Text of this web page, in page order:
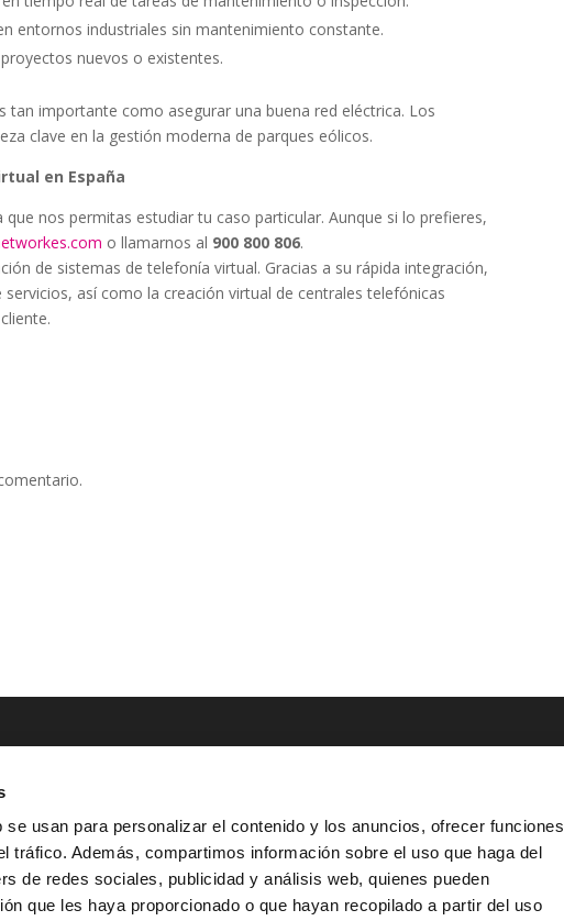
usan para personalizar el contenido y los anuncios, ofrecer funciones
tráfico. Además, compartimos información sobre el uso que haga del
de redes sociales, publicidad y análisis web, quienes pueden
que les haya proporcionado o que hayan recopilado a partir del uso
entornos industriales sin mantenimiento constante.
nuevos o existentes.
importante como asegurar una buena red eléctrica. Los
clave en la gestión moderna de parques eólicos.
en España
que nos permitas estudiar tu caso particular. Aunque si lo prefieres,
o llamarnos al 900 800 806.
de sistemas de telefonía virtual. Gracias a su rápida integración,
así como la creación virtual de centrales telefónicas
Tel.: (+34) 900 800 806
HOLA@GRUPO-
^ Aviso Legal
^ Política de Privacidad